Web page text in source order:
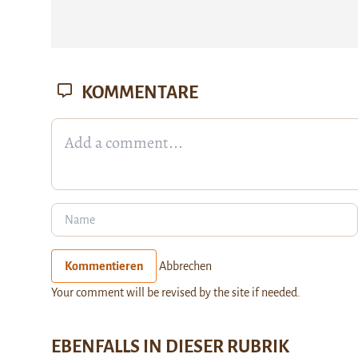
KOMMENTARE
Kommentieren Abbrechen
Your comment will be revised by the site if needed.
EBENFALLS IN DIESER RUBRIK